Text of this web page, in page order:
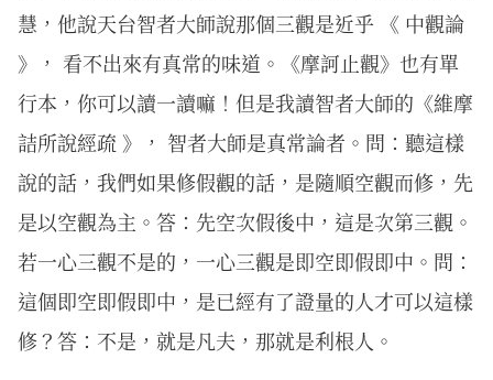
慧，他說天台智者大師說那個三觀是近乎 《 中觀論
》， 看不出來有真常的味道。《摩訶止觀》也有單
行本，你可以讀一讀嘛！但是我讀智者大師的《維摩
詰所說經疏 》， 智者大師是真常論者。問：聽這樣
說的話，我們如果修假觀的話，是隨順空觀而修，先
是以空觀為主。答：先空次假後中，這是次第三觀。
若一心三觀不是的，一心三觀是即空即假即中。問：
這個即空即假即中，是已經有了證量的人才可以這樣
修？答：不是，就是凡夫，那就是利根人。